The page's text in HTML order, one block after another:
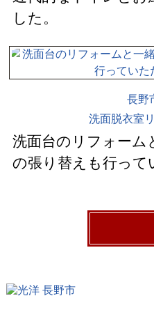
した。
長野
洗面脱衣室
洗面台のリフォーム
の張り替えも行って